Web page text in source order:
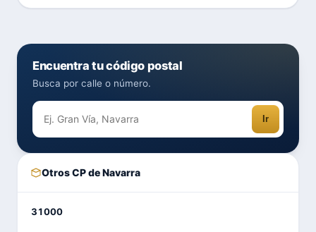
Encuentra tu código postal
Busca por calle o número.
Ir
Otros CP de Navarra
31000